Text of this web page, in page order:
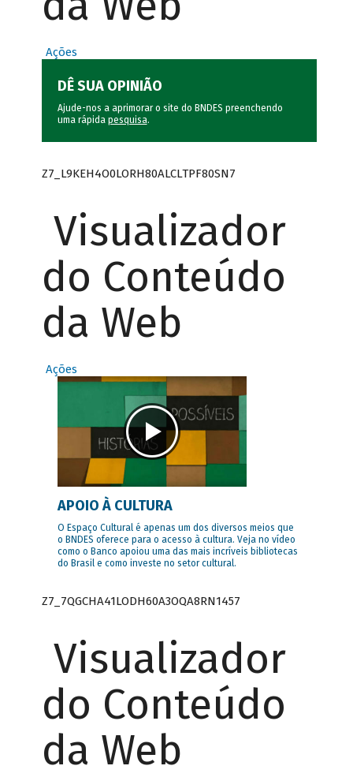
Ações
DÊ SUA OPINIÃO
Ajude-nos a aprimorar o site do BNDES preenchendo
uma rápida pesquisa.
Z7_L9KEH4O0LORH80ALCLTPF80SN7
Visualizador
do Conteúdo
da Web
Ações
APOIO À CULTURA
O Espaço Cultural é apenas um dos diversos meios que
o BNDES oferece para o acesso à cultura. Veja no vídeo
como o Banco apoiou uma das mais incríveis bibliotecas
do Brasil e como investe no setor cultural.
Z7_7QGCHA41LODH60A3OQA8RN1457
Visualizador
do Conteúdo
da Web